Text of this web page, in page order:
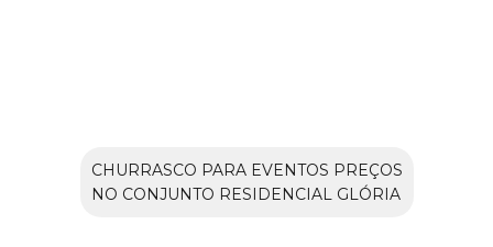
CHURRASCO PARA EVENTOS PREÇOS
NO CONJUNTO RESIDENCIAL GLÓRIA